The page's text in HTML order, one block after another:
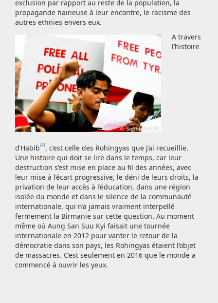
exclusion par rapport au reste de la population, la
propagande haineuse à leur encontre, le racisme des
autres ethnies envers eux.
A travers
l’histoire
d’Habib [4] , c’est celle des Rohingyas que j’ai recueillie.
Une histoire qui doit se lire dans le temps, car leur
destruction s’est mise en place au fil des années, avec
leur mise à l’écart progressive, le déni de leurs droits, la
privation de leur accès à l’éducation, dans une région
isolée du monde et dans le silence de la communauté
internationale, qui n’a jamais vraiment interpellé
fermement la Birmanie sur cette question. Au moment
même où Aung San Suu Kyi faisait une tournée
internationale en 2012 pour vanter le retour de la
démocratie dans son pays, les Rohingyas étaient l’objet
de massacres. C’est seulement en 2016 que le monde a
commencé à ouvrir les yeux.